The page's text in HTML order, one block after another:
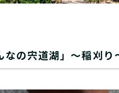
の宍道湖」～稲刈り